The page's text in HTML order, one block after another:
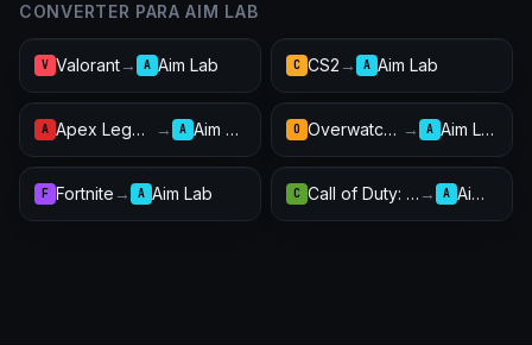
CONVERTER PARA AIM LAB
V Valorant→ A Aim Lab C CS2 → A Aim Lab
A Apex Legends → A Aim Lab O Overwatch 2 → A Aim Lab
F Fortnite → A Aim Lab C Call of Duty: Warzone → A Aim Lab